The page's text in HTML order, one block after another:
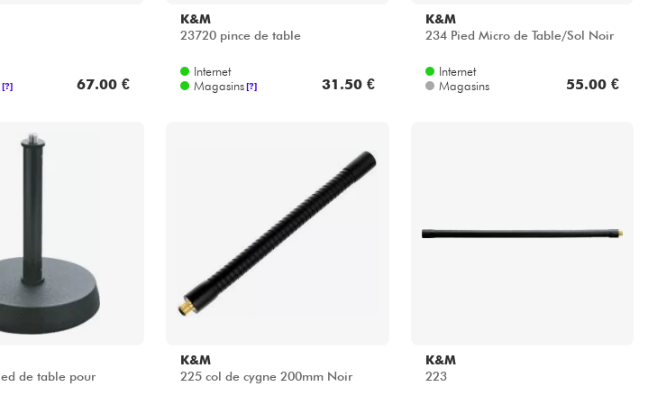
[?] 67.00 €
K&M
23720 pince de table
Internet
Magasins[?] 31.50 €
K&M
234 Pied Micro de Table/Sol Noir
Internet
Magasins
55.00 €
de table pour
K&M
225 col de cygne 200mm Noir
K&M
223